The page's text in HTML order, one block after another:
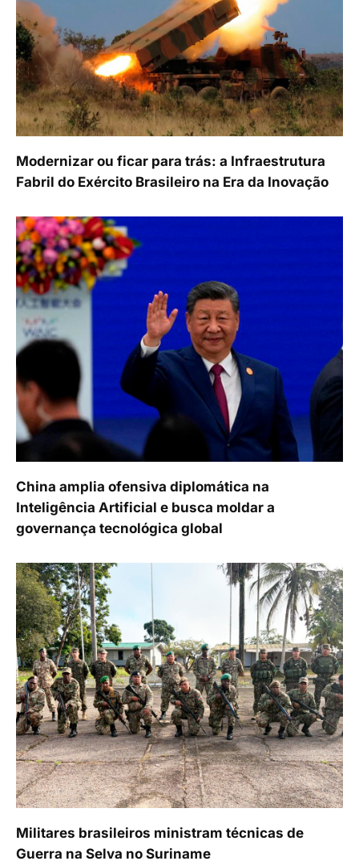
Modernizar ou ficar para trás: a Infraestrutura
Fabril do Exército Brasileiro na Era da Inovação
China amplia ofensiva diplomática na
Inteligência Artificial e busca moldar a
governança tecnológica global
Militares brasileiros ministram técnicas de
Guerra na Selva no Suriname